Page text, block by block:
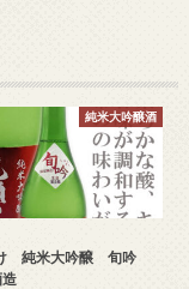
純米大吟醸酒
純米大吟醸 旬吟
造